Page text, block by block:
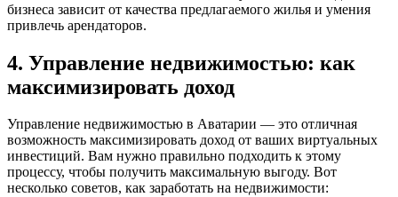
бизнеса зависит от качества предлагаемого жилья и умения
привлечь арендаторов.
4. Управление недвижимостью: как
максимизировать доход
Управление недвижимостью в Аватарии — это отличная
возможность максимизировать доход от ваших виртуальных
инвестиций. Вам нужно правильно подходить к этому
процессу, чтобы получить максимальную выгоду. Вот
несколько советов, как заработать на недвижимости: